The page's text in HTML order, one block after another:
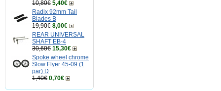
10,80€ 5,40€
Radix 92mm Tail
Blades B
19,90€ 8,00€
REAR UNIVERSAL
SHAFT EB-4
30,60€ 15,30€
Spoke wheel chrome
Slow Flyer 45-09 (1
par) D
1,40€ 0,70€